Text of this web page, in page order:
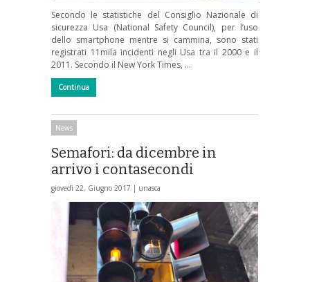
Secondo le statistiche del Consiglio Nazionale di
sicurezza Usa (National Safety Council), per l’uso
dello smartphone mentre si cammina, sono stati
registrati 11mila incidenti negli Usa tra il 2000 e il
2011. Secondo il New York Times, …
Continua
News
Semafori: da dicembre in
arrivo i contasecondi
giovedì 22, Giugno 2017 | unasca